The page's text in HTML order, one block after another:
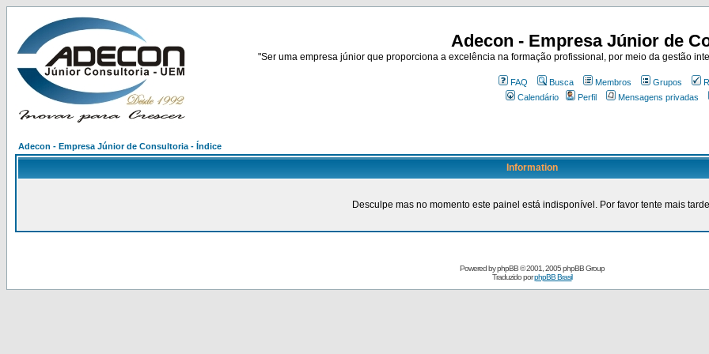
Adecon - Empresa Júnior de
"Ser uma empresa júnior que proporciona a excelência na formação profissional, por meio da gestão
FAQ Busca Membros Grupos
Calendário
Perfil Mensagens privadas
Adecon - Empresa Júnior de Consultoria - Índice
Information
Desculpe mas no momento este painel está indisponível. Por favor tente mais
Powered byphpBB© 2001, 2005 phpBB Group
Traduzido porphpBB Brasil